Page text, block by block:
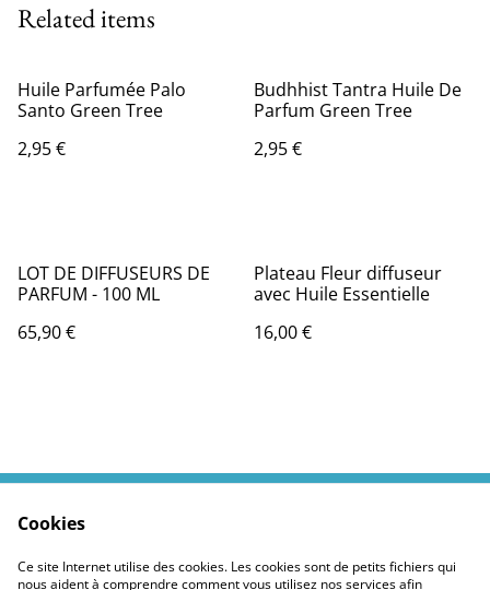
Related items
Huile Parfumée Palo
Santo Green Tree
2,95 €
Budhhist Tantra Huile De
Parfum Green Tree
2,95 €
LOT DE DIFFUSEURS DE
PARFUM - 100 ML
65,90 €
Plateau Fleur diffuseur
avec Huile Essentielle
16,00 €
Politiques Site
Confidentialité des
cookies
Cookies
Ce site Internet utilise des cookies. Les cookies sont de petits fichiers qui
nous aident à comprendre comment vous utilisez nos services afin